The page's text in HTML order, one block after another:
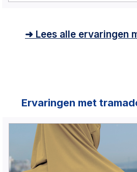
➜ Lees alle ervaringen
Ervaringen met